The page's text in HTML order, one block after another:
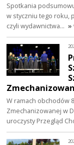
Spotkania
w styczniu tego roku,
czyli wydawnictwa… »
W ramach obchodów
Zmechanizowanej w
uroczysty Przegląd